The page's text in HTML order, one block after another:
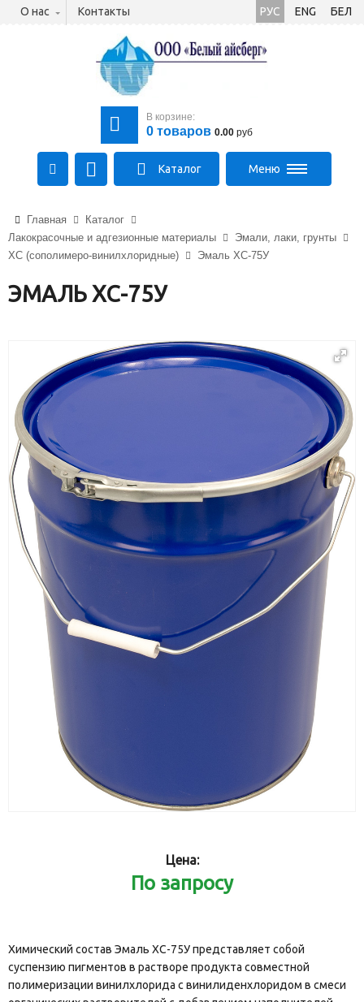
О нас Контакты РУС ENG БЕЛ
В корзине:
0 товаров 0.00 руб
+375 (29) 710-23-43
+375 (33) 315-03-03
aysberg-sales@yandex.by
Каталог Меню
Главная
Каталог
Лакокрасочные и адгезионные материалы
Эмали, лаки, грунты
ХС (сополимеро-винилхлоридные)
Эмаль ХС-75У
ЭМАЛЬ ХС-75У
Цена:
По запросу
Химический состав Эмаль ХС-75У представляет собой
суспензию пигментов в растворе продукта совместной
полимеризации винилхлорида с винилиденхлоридом в смеси